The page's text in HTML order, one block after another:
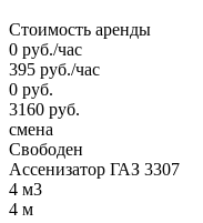
Стоимость аренды
0 руб./час
395 руб./час
0 руб.
3160 руб.
смена
Свободен
Ассенизатор ГАЗ 3307
4 м3
4 м